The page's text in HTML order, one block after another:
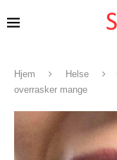
Hjem Helse
overrasker mange